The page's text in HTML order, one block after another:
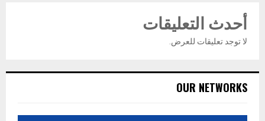
أحدث التعليقات
لا توجد تعليقات للعرض.
OUR NETWORKS